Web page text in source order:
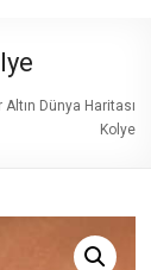
Altın Dünya Haritası
Kolye